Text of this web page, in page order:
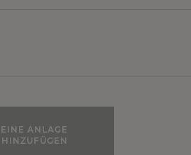
EINE ANLAGE
HINZUFÜGEN